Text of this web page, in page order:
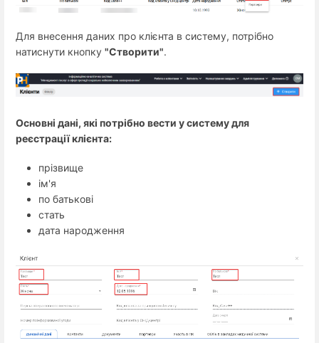
Для внесення даних про клієнта в систему, потрібно
натиснути кнопку "Створити".
Основні дані, які потрібно вести у систему для
реєстрації клієнта:
прізвище
ім'я
по батькові
стать
дата народження